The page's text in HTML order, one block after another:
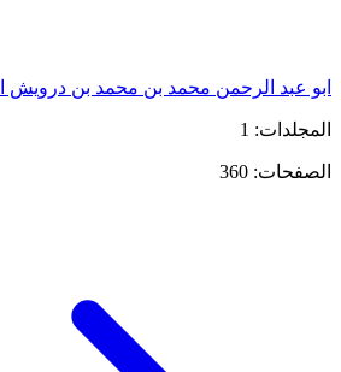
ابو عبد الرحمن محمد بن محمد بن درويش
المجلدات: 1
الصفحات: 360